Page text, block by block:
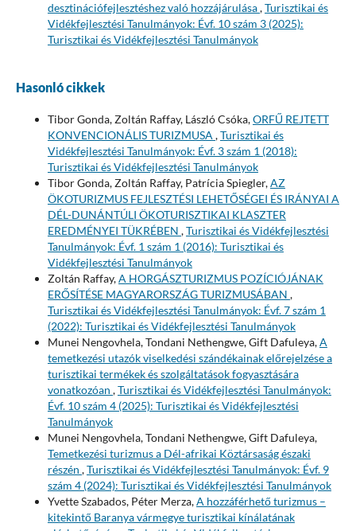
desztinációfejlesztéshez való hozzájárulása,Turisztikai és
Vidékfejlesztési Tanulmányok: Évf. 10 szám 3 (2025):
Turisztikai és Vidékfejlesztési Tanulmányok
Hasonló cikkek
Tibor Gonda, Zoltán Raffay, László Csóka,ORFŰ REJTETT
KONVENCIONÁLIS TURIZMUSA ,Turisztikai és
Vidékfejlesztési Tanulmányok: Évf. 3 szám 1 (2018):
Turisztikai és Vidékfejlesztési Tanulmányok
Tibor Gonda, Zoltán Raffay, Patrícia Spiegler,AZ
ÖKOTURIZMUS FEJLESZTÉSI LEHETŐSÉGEI ÉS IRÁNYAI A
DÉL-DUNÁNTÚLI ÖKOTURISZTIKAI KLASZTER
EREDMÉNYEI TÜKRÉBEN ,Turisztikai és Vidékfejlesztési
Tanulmányok: Évf. 1 szám 1 (2016): Turisztikai és
Vidékfejlesztési Tanulmányok
Zoltán Raffay,A HORGÁSZTURIZMUS POZÍCIÓJÁNAK
ERŐSÍTÉSE MAGYARORSZÁG TURIZMUSÁBAN ,
Turisztikai és Vidékfejlesztési Tanulmányok: Évf. 7 szám 1
(2022): Turisztikai és Vidékfejlesztési Tanulmányok
Munei Nengovhela, Tondani Nethengwe, Gift Dafuleya,A
temetkezési utazók viselkedési szándékainak előrejelzése a
turisztikai termékek és szolgáltatások fogyasztására
vonatkozóan ,Turisztikai és Vidékfejlesztési Tanulmányok:
Évf. 10 szám 4 (2025): Turisztikai és Vidékfejlesztési
Tanulmányok
Munei Nengovhela, Tondani Nethengwe, Gift Dafuleya,
Temetkezési turizmus a Dél-afrikai Köztársaság északi
részén ,Turisztikai és Vidékfejlesztési Tanulmányok: Évf. 9
szám 4 (2024): Turisztikai és Vidékfejlesztési Tanulmányok
Yvette Szabados, Péter Merza,A hozzáférhető turizmus –
kitekintő Baranya vármegye turisztikai kínálatának